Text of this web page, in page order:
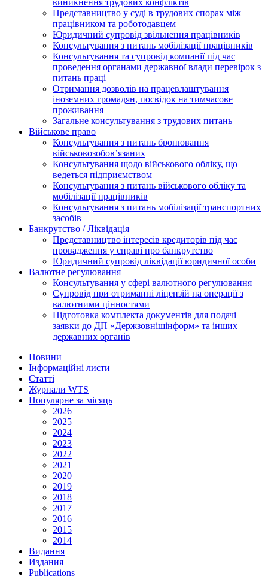
виникнення трудових конфліктів
Представництво у суді в трудових спорах між
працівником та роботодавцем
Юридичний супровід звільнення працівників
Консультування з питань мобілізації працівників
Консультування та супровід компанії під час
проведення органами державної влади перевірок з
питань праці
Отримання дозволів на працевлаштування
іноземних громадян, посвідок на тимчасове
проживання
Загальне консультування з трудових питань
Військове право
Консультування з питань бронювання
військовозобов’язаних
Консультування щодо військового обліку, що
ведеться підприємством
Консультування з питань військового обліку та
мобілізації працівників
Консультування з питань мобілізації транспортних
засобів
Банкрутство / Ліквідація
Представництво інтересів кредиторів під час
провадження у справі про банкрутство
Юридичний супровід ліквідації юридичної особи
Валютне регулювання
Консультування у сфері валютного регулювання
Супровід при отриманні ліцензій на операції з
валютними цінностями
Підготовка комплекта документів для подачі
заявки до ДП «Держзовнішінформ» та інших
державних органів
Новини
Інформаційні листи
Статті
Журнали WTS
Популярне за місяць
2026
2025
2024
2023
2022
2021
2020
2019
2018
2017
2016
2015
2014
Видання
Издания
Publications